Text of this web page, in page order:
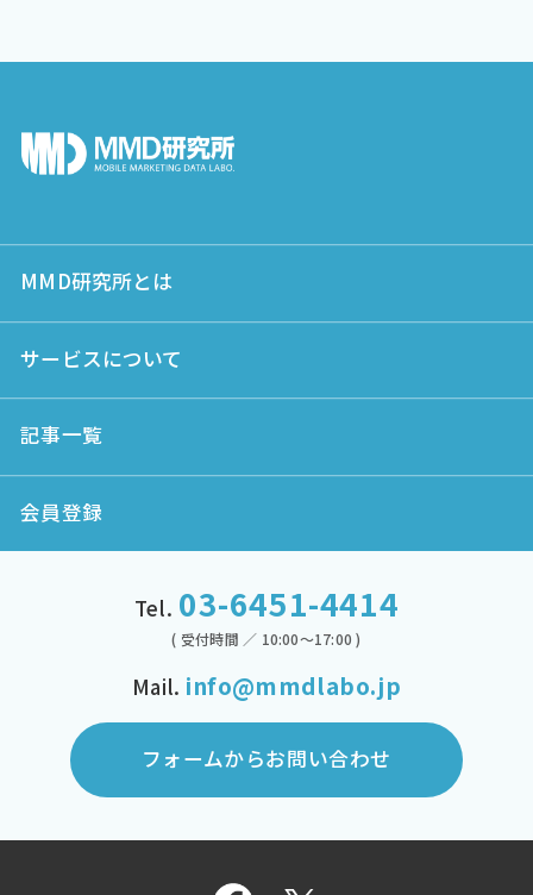
MMD研究所とは
サービスについて
記事一覧
会員登録
Tel. 03-6451-4414
( 受付時間 ／ 10:00～17:00 )
Mail. info@mmdlabo.jp
フォームからお問い合わせ